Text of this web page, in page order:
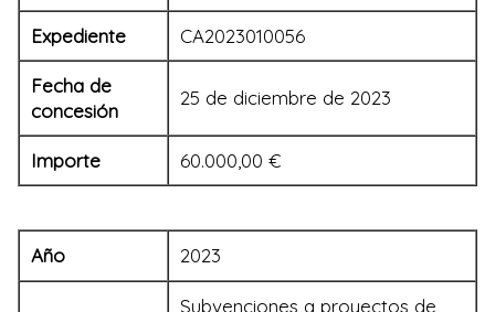
Expediente CA2023010056
Fecha de
concesión
25 de diciembre de 2023
Importe 60.000,00 €
Año 2023
Subvenciones a proyectos de